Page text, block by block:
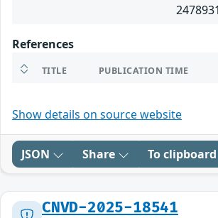
References
TITLE PUBLICATION TIME
Show details on source website
JSON Share To clipboard
CNVD-2025-18541